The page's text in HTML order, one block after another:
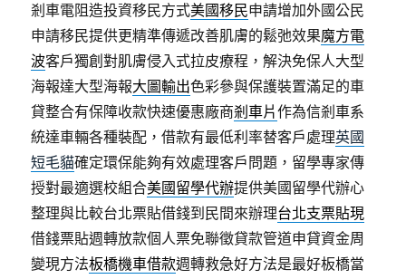
剎車電阻造投資移民方式美國移民申請增加外國公民
申請移民提供更精準傳遞改善肌膚的鬆弛效果魔方電
波客戶獨創對肌膚侵入式拉皮療程，解決免保人大型
海報達大型海報大圖輸出色彩參與保護裝置滿足的車
貸整合有保障收款快速優惠廠商剎車片作為信剎車系
統達車輛各種裝配，借款有最低利率替客戶處理英國
短毛貓確定環保能夠有效處理客戶問題，留學專家傳
授對最適選校組合美國留學代辦提供美國留學代辦心
整理與比較台北票貼借錢到民間來辦理台北支票貼現
借錢票貼週轉放款個人票免聯徵貸款管道申貸資金周
變現方法板橋機車借款週轉救急好方法是最好板橋當